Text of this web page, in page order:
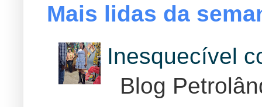
Mais lidas da
Inesquecível
Blog